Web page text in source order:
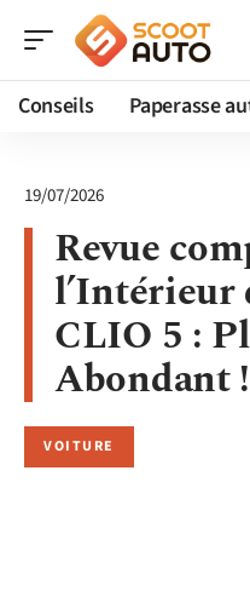
Conseils Paperasse
19/07/2026
Revue
l’Intérieur
CLIO 5 :
Abondant !
VOITURE